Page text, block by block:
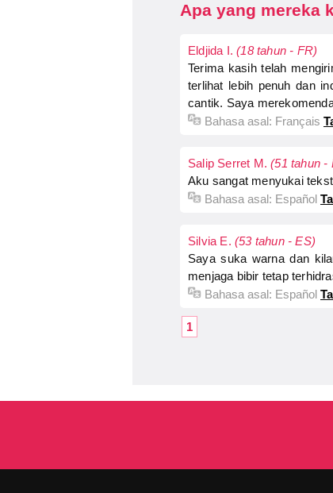
Apa yang mereka
Eldjida I.(18 tahun - FR)
Terima kasih telah
terlihat lebih penuh dan
cantik. Saya
Bahasa asal: Français
Salip Serret M.(51 tahun -
Aku sangat menyukai
Bahasa asal: Español
Silvia E. (53 tahun - ES)
Saya suka warna dan
menjaga bibir tetap
Bahasa asal: Español
1